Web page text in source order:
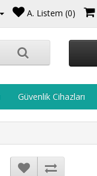
A. Listem (0)
Güvenlik Cihazları